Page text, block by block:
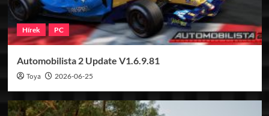
Hírek PC
Automobilista 2 Update V1.6.9.81
Toya 2026-06-25